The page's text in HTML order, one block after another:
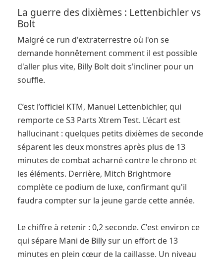
La guerre des dixièmes : Lettenbichler vs
Bolt
Malgré ce run d'extraterrestre où l'on se
demande honnêtement comment il est possible
d'aller plus vite, Billy Bolt doit s'incliner pour un
souffle.
C’est l’officiel KTM, Manuel Lettenbichler, qui
remporte ce S3 Parts Xtrem Test. L'écart est
hallucinant : quelques petits dixièmes de seconde
séparent les deux monstres après plus de 13
minutes de combat acharné contre le chrono et
les éléments. Derrière, Mitch Brightmore
complète ce podium de luxe, confirmant qu'il
faudra compter sur la jeune garde cette année.
Le chiffre à retenir : 0,2 seconde. C'est environ ce
qui sépare Mani de Billy sur un effort de 13
minutes en plein cœur de la caillasse. Un niveau